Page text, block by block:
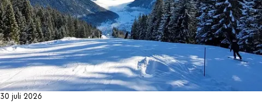
30 juli 2026